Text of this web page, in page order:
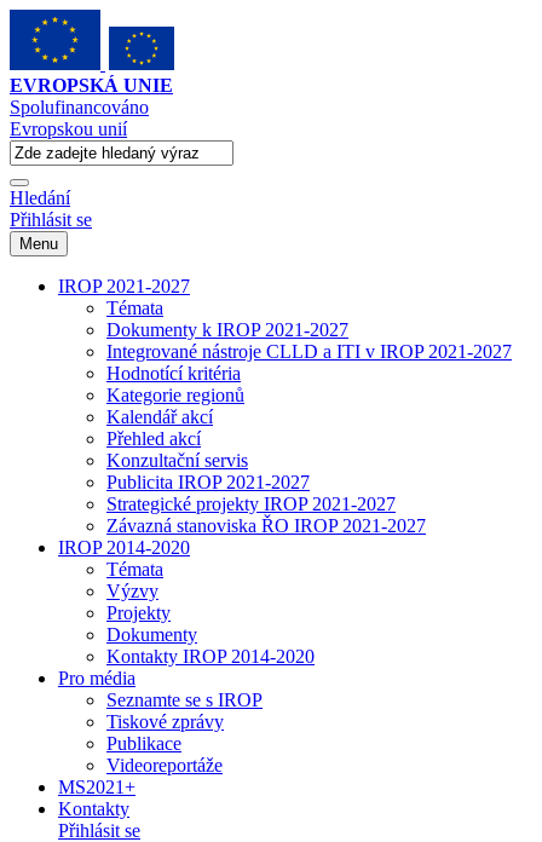
EVROPSKÁ UNIE
Spolufinancováno
Evropskou unií
Hledání
Přihlásit se
Menu
IROP 2021-2027
Témata
Dokumenty k IROP 2021-2027
Integrované nástroje CLLD a ITI v IROP 2021-2027
Hodnotící kritéria
Kategorie regionů
Kalendář akcí
Přehled akcí
Konzultační servis
Publicita IROP 2021-2027
Strategické projekty IROP 2021-2027
Závazná stanoviska ŘO IROP 2021-2027
IROP 2014-2020
Témata
Výzvy
Projekty
Dokumenty
Kontakty IROP 2014-2020
Pro média
Seznamte se s IROP
Tiskové zprávy
Publikace
Videoreportáže
MS2021+
Kontakty
Přihlásit se